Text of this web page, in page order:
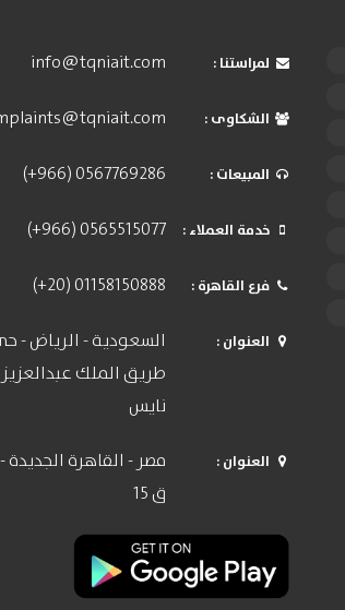
: لمراستنا info@tqniait.com
: الشكاوى
: المبيعات (+966) 0567769286
: خدمة العملاء (+966) 0565515077
: فرع القاهرة (+20) 01158150888
: العنوان
السعودية - الرياض -
طريق الملك
نايس
: العنوان
مصر - القاهرة
ق 15